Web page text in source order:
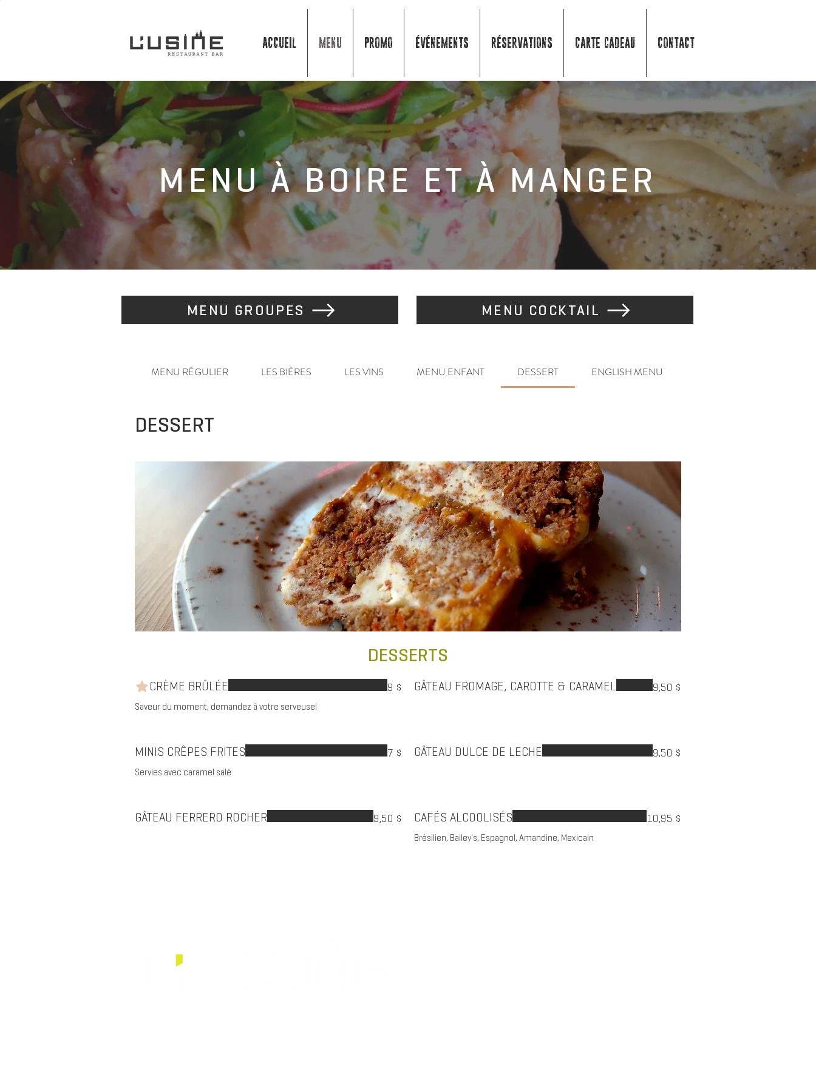
ACCUEIL MENU PROMO ÉVÉNEMENTS RÉSERVATIONS Carte cadeau CONTACT
MENU À BOIRE ET À MANGER
MENU GROUPES MENU COCKTAIL
MENU RÉGULIER LES BIÈRES LES VINS MENU ENFANT DESSERT ENGLISH MENU
DESSERT
DESSERTS
CRÈME BRÛLÉE
Saveur du moment, demandez à votre serveuse!
9 $ GÂTEAU FROMAGE, CAROTTE & CARAMEL 9,50 $
MINIS CRÊPES FRITES
Servies avec caramel salé
7 $ GÂTEAU DULCE DE LECHE 9,50 $
GÂTEAU FERRERO ROCHER 9,50 $ CAFÉS ALCOOLISÉS
Brésilien, Bailey's, Espagnol, Amandine, Mexicain
10,95 $